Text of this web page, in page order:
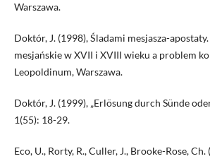
Warszawa.
Doktór, J. (1998), Śladami mesjasza-
mesjańskie w XVII i XVIII wieku a problem
Leopoldinum, Warszawa.
Doktór, J. (1999), „Erlösung durch Sünde
1(55): 18-29.
Eco, U., Rorty, R., Culler, J., Brooke-Rose,